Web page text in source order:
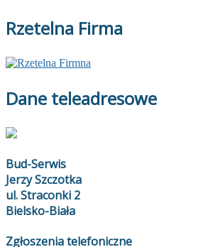
Rzetelna Firma
Dane teleadresowe
Bud-Serwis
Jerzy Szczotka
ul. Straconki 2
Bielsko-Biała
Zgłoszenia telefoniczne